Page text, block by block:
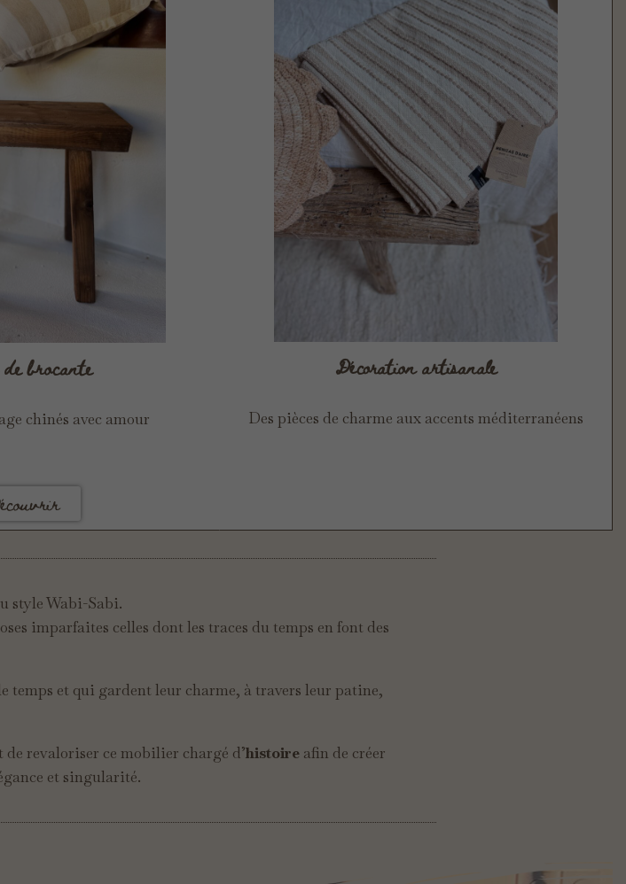
de brocante
chinés avec amour
Décoration artisanale
Des pièces de charme aux accents méditerranéens
style Wabi-Sabi.
imparfaites celles dont les traces du temps en font des
temps et qui gardent leur charme, à travers leur patine,
de revaloriser ce mobilier chargé d’histoire afin de créer
et singularité.